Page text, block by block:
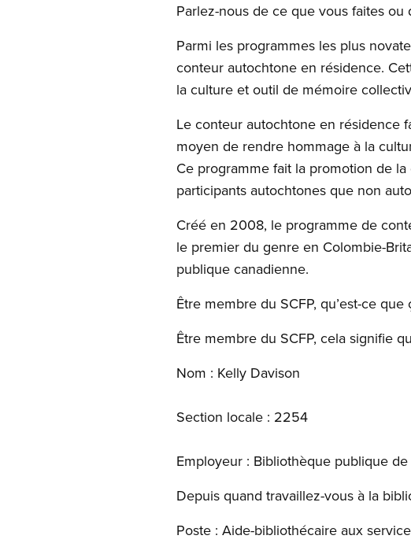
Parlez-nous de ce que vous faites
Parmi les programmes les plus
conteur autochtone en résidence.
la culture et outil de mémoire
Le conteur autochtone en résidence
moyen de rendre hommage à la
Ce programme fait la promotion de
participants autochtones que non
Créé en 2008, le programme de
le premier du genre en Colombie-
publique canadienne.
Être membre du SCFP, qu’est-ce
Être membre du SCFP, cela signifie
Nom : Kelly Davison
Section locale : 2254
Employeur : Bibliothèque publique
Depuis quand travaillez-vous à la
Poste : Aide-bibliothécaire aux